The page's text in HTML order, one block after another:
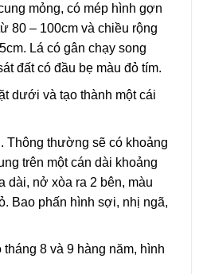
mỏng, có mép hình gợn
80 – 100cm và chiều rộng
Lá có gân chạy song
đất có đầu bẹ màu đỏ tím.
dưới và tạo thành một cái
Thông thường sẽ có khoảng
trên một cán dài khoảng
dài, nở xòa ra 2 bên, màu
Bao phấn hình sợi, nhị ngã,
8 và 9 hàng năm, hình